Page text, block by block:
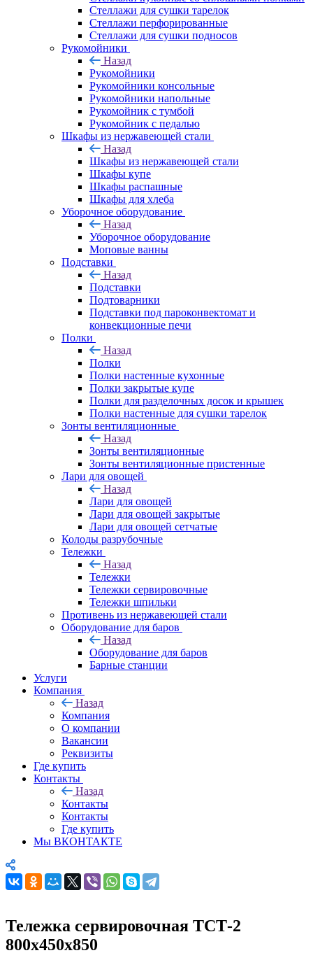
Стеллажи для сушки тарелок
Стеллажи перфорированные
Стеллажи для сушки подносов
Рукомойники
Назад
Рукомойники
Рукомойники консольные
Рукомойники напольные
Рукомойник с тумбой
Рукомойник с педалью
Шкафы из нержавеющей стали
Назад
Шкафы из нержавеющей стали
Шкафы купе
Шкафы распашные
Шкафы для хлеба
Уборочное оборудование
Назад
Уборочное оборудование
Моповые ванны
Подставки
Назад
Подставки
Подтоварники
Подставки под пароконвектомат и
конвекционные печи
Полки
Назад
Полки
Полки настенные кухонные
Полки закрытые купе
Полки для разделочных досок и крышек
Полки настенные для сушки тарелок
Зонты вентиляционные
Назад
Зонты вентиляционные
Зонты вентиляционные пристенные
Лари для овощей
Назад
Лари для овощей
Лари для овощей закрытые
Лари для овощей сетчатые
Колоды разрубочные
Тележки
Назад
Тележки
Тележки сервировочные
Тележки шпильки
Противень из нержавеющей стали
Оборудование для баров
Назад
Оборудование для баров
Барные станции
Услуги
Компания
Назад
Компания
О компании
Вакансии
Реквизиты
Где купить
Контакты
Назад
Контакты
Контакты
Где купить
Мы ВКОНТАКТЕ
Тележка сервировочная ТСТ-2
800х450х850